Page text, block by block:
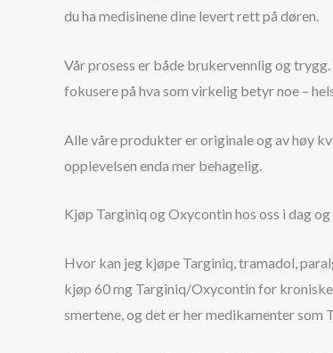
du ha medisinene dine levert rett på døren.
Vår prosess er både brukervennlig og
fokusere på hva som virkelig betyr noe –
Alle våre produkter er originale og av høy
opplevelsen enda mer behagelig.
Kjøp Targiniq og Oxycontin hos oss i dag
Hvor kan jeg kjøpe Targiniq, tramadol,
kjøp 60 mg Targiniq/Oxycontin for
smertene, og det er her medikamenter